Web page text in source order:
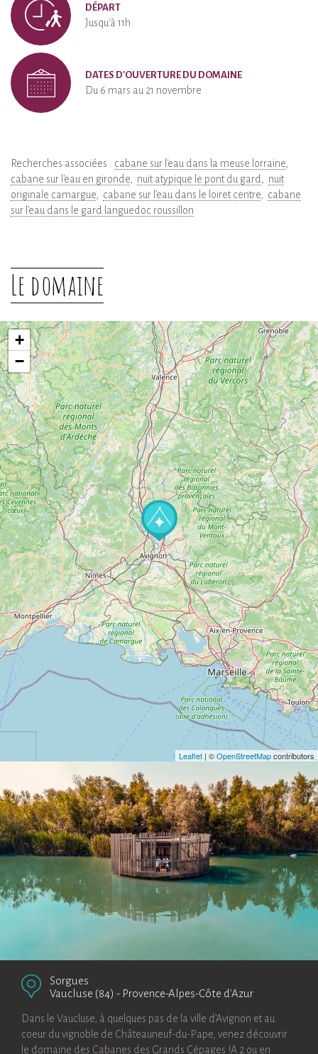
DÉPART
Jusqu'à 11h
DATES D'OUVERTURE DU DOMAINE
Du 6 mars au 21 novembre
Recherches associées : cabane sur l'eau dans la meuse lorraine
cabane sur l'eau en gironde
nuit atypique le pont du gard
nuit
originale camargue
cabane sur l'eau dans le loiret centre
cabane
sur l'eau dans le gard languedoc roussillon
Le domaine
+
−
Leaflet | ©OpenStreetMapcontributors
Sorgues
Vaucluse (84) - Provence-Alpes-Côte d'Azur
Dans le Vaucluse, à quelques pas de la ville d’Avignon et au
coeur du vignoble de Châteauneuf-du-Pape, venez découvrir
le domaine des Cabanes des Grands Cépages !A 2 ou en